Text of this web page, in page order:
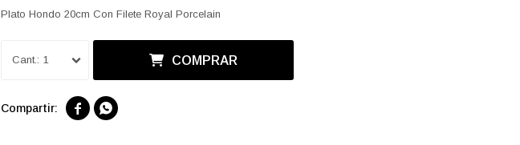
Plato Hondo 20cm Con Filete Royal Porcelain
1 COMPRAR
 